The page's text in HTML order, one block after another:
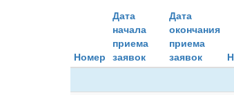
Номер
Дата
начала
приема
заявок
Дата
окончания
приема
заявок